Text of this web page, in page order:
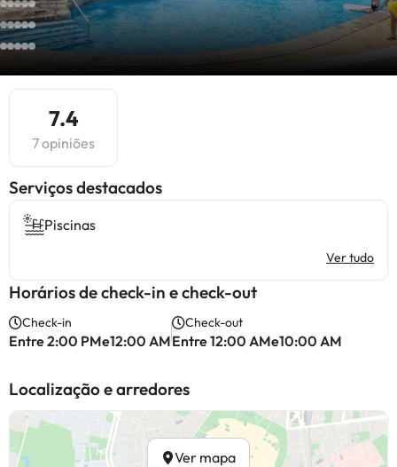
7.4
7 opiniões
Serviços destacados
Piscinas
Ver tudo
Horários de check-in e check-out
Check-in
Entre 2:00 PMe12:00 AM
Check-out
Entre 12:00 AMe10:00 AM
Localização e arredores
Ver mapa